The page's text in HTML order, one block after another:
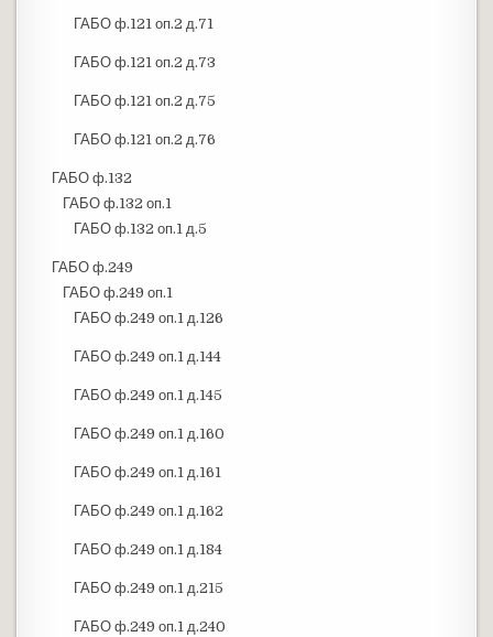
ГАБО ф.121 оп.2 д.71
ГАБО ф.121 оп.2 д.73
ГАБО ф.121 оп.2 д.75
ГАБО ф.121 оп.2 д.76
ГАБО ф.132
ГАБО ф.132 оп.1
ГАБО ф.132 оп.1 д.5
ГАБО ф.249
ГАБО ф.249 оп.1
ГАБО ф.249 оп.1 д.126
ГАБО ф.249 оп.1 д.144
ГАБО ф.249 оп.1 д.145
ГАБО ф.249 оп.1 д.160
ГАБО ф.249 оп.1 д.161
ГАБО ф.249 оп.1 д.162
ГАБО ф.249 оп.1 д.184
ГАБО ф.249 оп.1 д.215
ГАБО ф.249 оп.1 д.240